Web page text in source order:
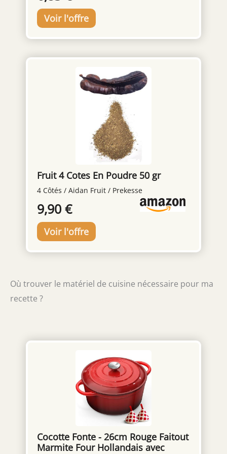
paléo et keto. NUTRIPURE, FABRIQUÉ EN
FRANCE : Un seul ingrédient : beurre issu de
lait de pâturages bio. Sans additif, sans
conservateur, sans arôme. Cuisson lente et
Fruit 4 Cotes En Poudre 50 gr
4 Côtés / Aidan Fruit / Prekesse
9,90 €
Où trouver le matériel de cuisine nécessaire pour ma
recette ?
Cocotte Fonte - 26cm Rouge Faitout
Marmite Four Hollandais avec